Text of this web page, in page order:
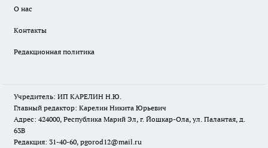
О нас
Контакты
Редакционная политика
Учредитель: ИП КАРЕЛИН Н.Ю.
Главный редактор: Карелин Никита Юрьевич
Адрес: 424000, Республика Марий Эл, г. Йошкар-Ола, ул. Палантая, д.
63В
Редакция: 31-40-60, pgorod12@mail.ru